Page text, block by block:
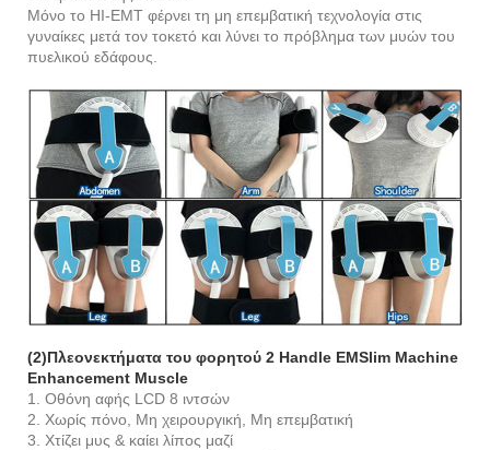
Μόνο το HI-EMT φέρνει τη μη επεμβατική τεχνολογία στις
γυναίκες μετά τον τοκετό και λύνει το πρόβλημα των μυών του
πυελικού εδάφους.
(2)Πλεονεκτήματα του φορητού 2 Handle EMSlim Machine
Enhancement Muscle
1. Οθόνη αφής LCD 8 ιντσών
2. Χωρίς πόνο, Μη χειρουργική, Μη επεμβατική
3. Χτίζει μυς & καίει λίπος μαζί